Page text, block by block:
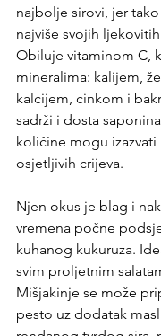
najbolje sirovi, jer tako
najviše svojih
Obiluje vitaminom C,
mineralima: kalijem,
kalcijem, cinkom i
sadrži i dosta
količine mogu
osjetljivih crijeva.
Njen okus je blag i
vremena počne
kuhanog kukuruza.
svim proljetnim
Mišjakinje se može
pesto uz dodatak